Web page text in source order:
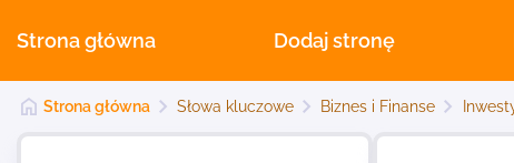
Strona główna Dodaj stronę
Strona główna Słowa kluczowe Biznes i Finanse